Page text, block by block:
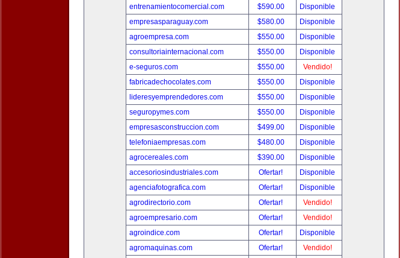
entrenamientocomercial.com
$590.00
Disponible
empresasparaguay.com
$580.00
Disponible
agroempresa.com
$550.00
Disponible
consultoriainternacional.com
$550.00
Disponible
e-seguros.com
$550.00
Vendido!
fabricadechocolates.com
$550.00
Disponible
lideresyemprendedores.com
$550.00
Disponible
seguropymes.com
$550.00
Disponible
empresasconstruccion.com
$499.00
Disponible
telefoniaempresas.com
$480.00
Disponible
agrocereales.com
$390.00
Disponible
accesoriosindustriales.com
Ofertar!
Disponible
agenciafotografica.com
Ofertar!
Disponible
agrodirectorio.com
Ofertar!
Vendido!
agroempresario.com
Ofertar!
Vendido!
agroindice.com
Ofertar!
Disponible
agromaquinas.com
Ofertar!
Vendido!